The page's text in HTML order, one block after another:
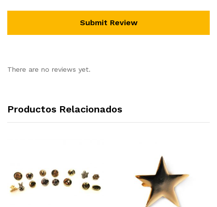
There are no reviews yet.
Productos Relacionados